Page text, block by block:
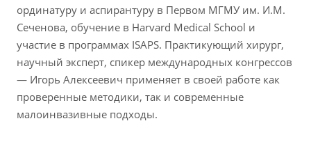
ординатуру и аспирантуру в Первом МГМУ им. И.М.
Сеченова, обучение в Harvard Medical School и
участие в программах ISAPS. Практикующий хирург,
научный эксперт, спикер международных конгрессов
— Игорь Алексеевич применяет в своей работе как
проверенные методики, так и современные
малоинвазивные подходы.